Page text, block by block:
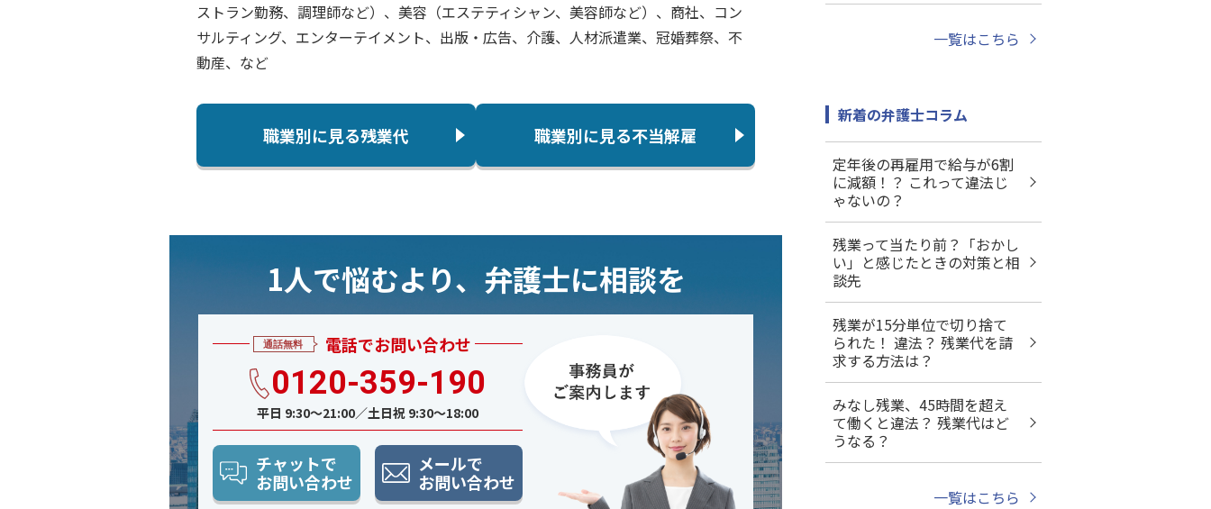
ストラン勤務、調理師など）、美容（エステティシャン、美容師など）、商社、コン
サルティング、エンターテイメント、出版・広告、介護、人材派遣業、冠婚葬祭、不
動産、など
職業別に見る残業代 職業別に見る不当解雇
1人で悩むより、弁護士に相談を
電話でお問い合わせ
0120-359-190
平日 9:30〜21:00／土日祝 9:30〜18:00
チャットで
お問い合わせ
メールで
お問い合わせ
一覧はこちら
新着の弁護士コラム
定年後の再雇用で給与が6割
に減額！？ これって違法じ
ゃないの？
残業って当たり前？「おかし
い」と感じたときの対策と相
談先
残業が15分単位で切り捨て
られた！ 違法？ 残業代を請
求する方法は？
みなし残業、45時間を超え
て働くと違法？ 残業代はど
うなる？
一覧はこちら